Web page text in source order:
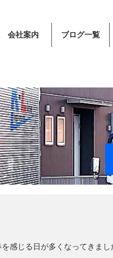
会社案内 ブログ一覧
感じる日が多くなってきまし